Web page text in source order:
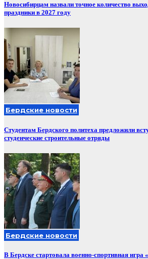
Новосибирцам назвали точное количество
праздники в 2027 году
Бердские новости
Студентам Бердского политеха предложили
студенческие строительные отряды
Бердские новости
В Бердске стартовала военно-спортивная